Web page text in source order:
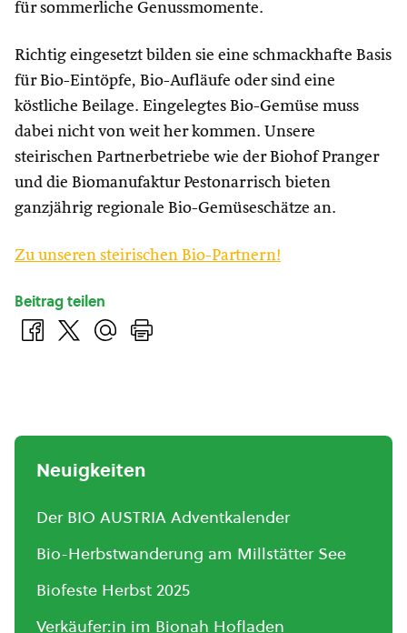
für sommerliche Genussmomente.
Richtig eingesetzt bilden sie eine schmackhafte Basis
für Bio-Eintöpfe, Bio-Aufläufe oder sind eine
köstliche Beilage. Eingelegtes Bio-Gemüse muss
dabei nicht von weit her kommen. Unsere
steirischen Partnerbetriebe wie der Biohof Pranger
und die Biomanufaktur Pestonarrisch bieten
ganzjährig regionale Bio-Gemüseschätze an.
Zu unseren steirischen Bio-Partnern!
Beitrag teilen
Neuigkeiten
Der BIO AUSTRIA Adventkalender
Bio-Herbstwanderung am Millstätter See
Biofeste Herbst 2025
Verkäufer:in im Bionah Hofladen